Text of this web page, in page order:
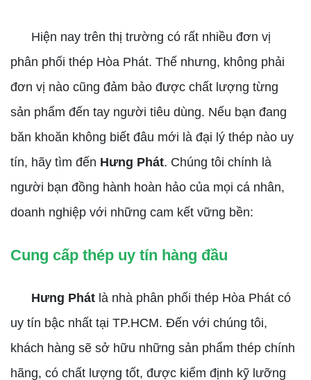
Hiện nay trên thị trường có rất nhiều đơn vị
phân phối thép Hòa Phát. Thế nhưng, không phải
đơn vị nào cũng đảm bảo được chất lượng từng
sản phẩm đến tay người tiêu dùng. Nếu bạn đang
băn khoăn không biết đâu mới là đại lý thép nào uy
tín, hãy tìm đến Hưng Phát. Chúng tôi chính là
người bạn đồng hành hoàn hảo của mọi cá nhân,
doanh nghiệp với những cam kết vững bền:
Cung cấp thép uy tín hàng đầu
Hưng Phát là nhà phân phối thép Hòa Phát có
uy tín bậc nhất tại TP.HCM. Đến với chúng tôi,
khách hàng sẽ sở hữu những sản phẩm thép chính
hãng, có chất lượng tốt, được kiểm định kỹ lưỡng